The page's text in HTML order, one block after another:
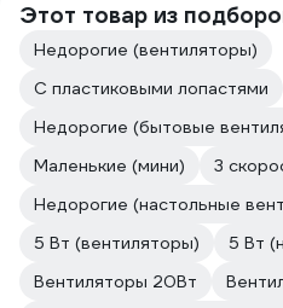
Этот товар из
Недорогие (вентиляторы)
С пластиковыми лопастями
Недорогие (бытовые
Маленькие (мини)
3
Недорогие (настольные
5 Вт (вентиляторы)
5 Вт
Вентиляторы 20Вт